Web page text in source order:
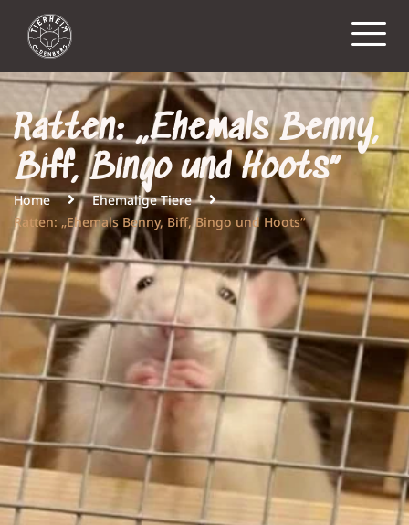
Ratten: „Ehemals Benny,
Biff, Bingo und Hoots“
Home
Ehemalige Tiere
Ratten: „Ehemals Benny, Biff, Bingo und Hoots“